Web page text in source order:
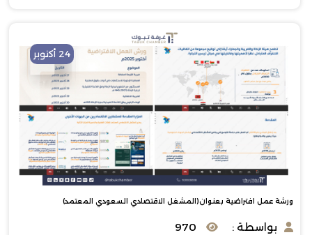
24 أكتوبر
ورشة عمل افتراضية بعنوان(المشغل الاقتصادي السعودي المعتمد)
بواسطة : 970